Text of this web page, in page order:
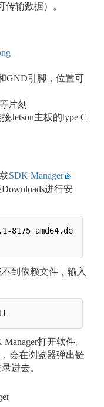
传输数据）。
GND引脚，位置可
片刻
Jetson主板的type C
SDK Manager
进行安
8175_amd64.de
到依赖文件，输入
打开软件。
会在浏览器弹出链
进去。